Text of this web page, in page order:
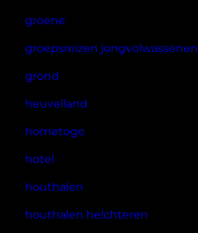
groene
groepsreizen jongvolwassenen
grond
heuvelland
hometogo
hotel
houthalen
houthalen helchteren